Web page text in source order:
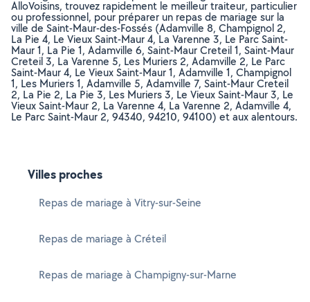
AlloVoisins, trouvez rapidement le meilleur traiteur, particulier
ou professionnel, pour préparer un repas de mariage sur la
ville de Saint-Maur-des-Fossés (Adamville 8, Champignol 2,
La Pie 4, Le Vieux Saint-Maur 4, La Varenne 3, Le Parc Saint-
Maur 1, La Pie 1, Adamville 6, Saint-Maur Creteil 1, Saint-Maur
Creteil 3, La Varenne 5, Les Muriers 2, Adamville 2, Le Parc
Saint-Maur 4, Le Vieux Saint-Maur 1, Adamville 1, Champignol
1, Les Muriers 1, Adamville 5, Adamville 7, Saint-Maur Creteil
2, La Pie 2, La Pie 3, Les Muriers 3, Le Vieux Saint-Maur 3, Le
Vieux Saint-Maur 2, La Varenne 4, La Varenne 2, Adamville 4,
Le Parc Saint-Maur 2, 94340, 94210, 94100) et aux alentours.
Villes proches
Repas de mariage à Vitry-sur-Seine
Repas de mariage à Créteil
Repas de mariage à Champigny-sur-Marne